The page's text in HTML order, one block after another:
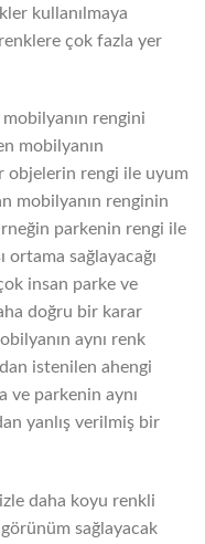
kullanılmaya
çok fazla yer
rengini
mobilyanın
objelerin rengi ile uyum
mobilyanın renginin
parkenin rengi ile
ortama sağlayacağı
insan parke ve
doğru bir karar
aynı renk
istenilen ahengi
ve parkenin aynı
yanlış verilmiş bir
daha koyu renkli
sağlayacak